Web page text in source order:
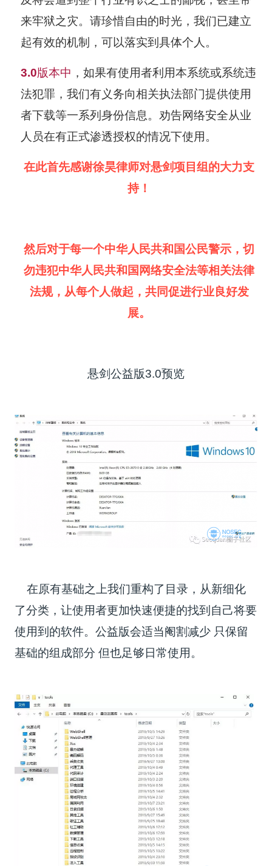
来牢狱之灾。请珍惜自由的时光，我们已建立
起有效的机制，可以落实到具体个人。
3.0版本中 ，如果有使用者利用本系统或系统违
法犯罪，我们有义务向相关执法部门提供使用
者下载等一系列身份信息。 劝告网络安全从业
人员在有正式渗透授权的情况下使用。
在此首先感谢徐昊律师对悬剑项目组的大力支
持！
然后对于每一个中华人民共和国公民警示，切
勿违犯中华人民共和国网络安全法等相关法律
法规，从每个人做起，共同促进行业良好发
展。
悬剑公益版3.0预览
在原有基础之上我们重构了目录，从新细化
了分类，让使用者更加快速便捷的找到自己将要
使用到的软件。公益版会适当阉割减少 只保留
基础的组成部分 但也足够日常使用。